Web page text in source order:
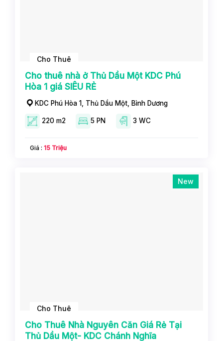
Cho Thuê
Cho thuê nhà ở Thủ Dầu Một KDC Phú
Hòa 1 giá SIÊU RẺ
KDC Phú Hòa 1, Thủ Dầu Một, Bình Dương
220 m2 5 PN 3 WC
Giá : 15 Triệu
Cho Thuê
New
Cho Thuê Nhà Nguyên Căn Giá Rẻ Tại
Thủ Dầu Một- KDC Chánh Nghĩa